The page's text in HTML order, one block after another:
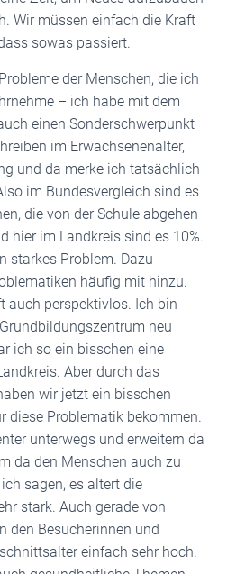
Wir müssen einfach die Kraft
sowas passiert.
der Menschen, die ich
– ich habe mit dem
einen Sonderschwerpunkt
im Erwachsenenalter,
und da merke ich tatsächlich
im Bundesvergleich sind es
die von der Schule abgehen
hier im Landkreis sind es 10%.
starkes Problem. Dazu
häufig mit hinzu.
auch perspektivlos. Ich bin
neu
ich so ein bisschen eine
Aber durch das
wir jetzt ein bisschen
diese Problematik bekommen.
unterwegs und erweitern da
da den Menschen auch zu
sagen, es altert die
stark. Auch gerade von
den Besucherinnen und
einfach sehr hoch.